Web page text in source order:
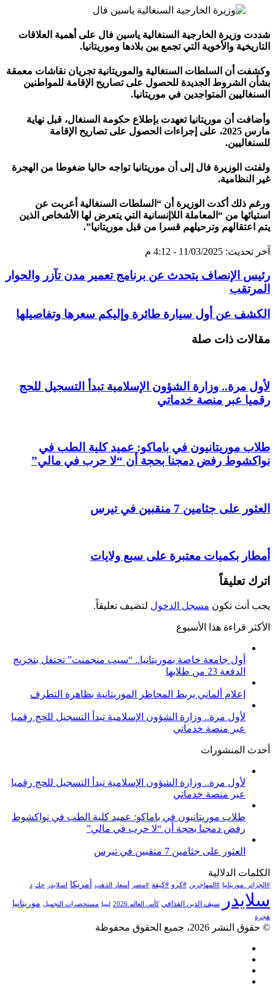
شددت وزيرة الخارجية السنغالية ياسين فال على أهمية العلاقات
التاريخية والأخوية التي تجمع بين بلادها وموريتانيا.
وكشفت أن السلطات السنغالية والموريتانية تجريان نقاشات معمقة
بشأن الشروط الجديدة للحصول على تصاريح الإقامة للمواطنين
السنغاليين المتواجدين في موريتانيا.
وأضافت أن موريتانيا تعهدت بإطلاع حكومة السنغال، قبل نهاية
مارس 2025، على إجراءات الحصول على تصاريح الإقامة
للسنغاليين.
ولفتت الوزيرة فال إلى أن موريتانيا تواجه حاليا ضغوطا من الهجرة
غير النظامية.
ورغم ذلك أكدت الوزيرة أن “السلطات السنغالية أعربت عن
استيائها من “المعاملة اللاإنسانية التي يتعرض لها الأشخاص الذين
يتم اعتقالهم وترحيلهم قسرا من قبل موريتانيا”.
آخر تحديث: 11/03/2025 - 4:12 م
رئيس الإنصاف يتحدث عن برنامج تعمير مدن تآزر والحوار
المرتقب
الكشف عن أول سيارة طائرة وإليكم سعرها وتفاصيلها
مقالات ذات صلة
لأول مرة.. وزارة الشؤون الإسلامية تبدأ التسجيل للحج
رقميا عبر منصة خدماتي
طلاب موريتانيون في باماكو: عميد كلية الطب في
نواكشوط رفض دمجنا بحجة أن “لا حرب في مالي”
العثور على جثامين 7 منقبين في تيرس
أمطار بكميات معتبرة على سبع ولايات
اترك تعليقاً
يجب أنت تكون مسجل الدخول لتضيف تعليقاً.
الأكثر قراءة هذا الأسبوع
أول جامعة خاصة بموريتانيا.. “سيب منجمنت” تحتفل بتخريج
الدفعة 23 من طلابها
إعلام ألماني يربط المحاظر الموريتانية بظاهرة التطرف
لأول مرة.. وزارة الشؤون الإسلامية تبدأ التسجيل للحج رقميا
عبر منصة خدماتي
أحدث المنشورات
لأول مرة.. وزارة الشؤون الإسلامية تبدأ التسجيل للحج رقميا
عبر منصة خدماتي
طلاب موريتانيون في باماكو: عميد كلية الطب في نواكشوط
رفض دمجنا بحجة أن “لا حرب في مالي”
العثور على جثامين 7 منقبين في تيرس
الكلمات الدلالية
#الجزائر_موريتانيا #المهاجرين #كرو #كيفة #مصر أسعار الذهب أمريكا اسلايدر حك ذ
سلايدر سيف الدين القذافي كأس العالم 2026 ليبيا مستحضرات التجميل موريتانيا
هجرة
© حقوق النشر 2026، جميع الحقوق محفوظة